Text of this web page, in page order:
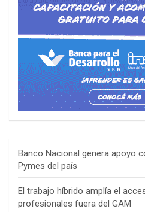
Banco Nacional genera apoyo
Pymes del país
El trabajo híbrido amplía el
profesionales fuera del GAM